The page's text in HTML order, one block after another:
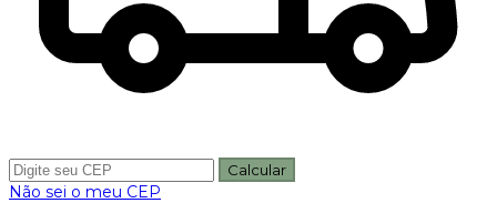
Calcular
Não sei o meu CEP